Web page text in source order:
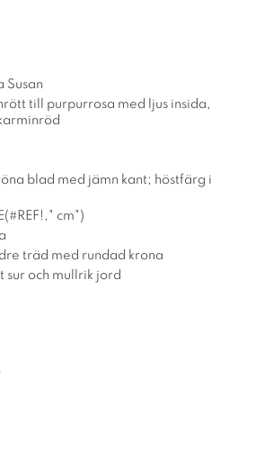
Susan
till purpurrosa med ljus insida,
blad med jämn kant; höstfärg i
cm")
träd med rundad krona
och mullrik jord